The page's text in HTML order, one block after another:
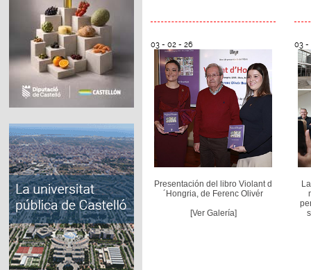
03 - 02 - 26
Presentación del libro Violant d
´Hongria, de Ferenc Olivér
[Ver Galería]
03 -